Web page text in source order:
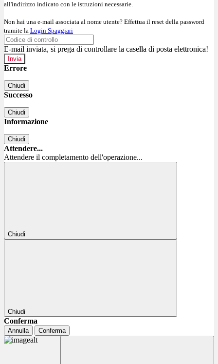
all'indirizzo indicato con le istruzioni necessarie.
Non hai una e-mail associata al nome utente? Effettua il reset della password
tramite la Login Spaggiari
E-mail inviata, si prega di controllare la casella di posta elettronica!
Errore
Chiudi
Successo
Chiudi
Informazione
Chiudi
Attendere...
Attendere il completamento dell'operazione...
Chiudi
Chiudi
Conferma
Annulla Conferma